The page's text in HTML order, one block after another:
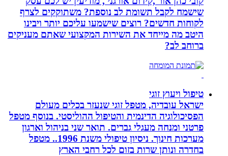
שישמח לקבל תשומת לב נוספת? משתוקקים לצרף
לקוחות חדשים? רוצים שישמעו עליכם יותר ויבינו
היטב מה מייחד את השירות המקצועי שאתם מעניקים
ברוחב לב?
טיפול ויעוץ זוגי
ישראל עובדיה, מטפל זוגי שנעזר בכלים מעולם
הפסיכולוגיה הדינמית והטיפול ההוליסטי. בנוסף מטפל
פרטני ומנחה מעגלי גברים. תואר שני בניהול וארגון
מערכות חינוך. ניסיון טיפולי משנת 1996.. מטפל
בחדרה ונותן שרות בזום לכל רחבי הארץ